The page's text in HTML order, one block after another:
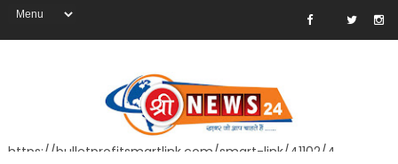
https://bulletprofitsmartlink.com/smart-link/41102/4